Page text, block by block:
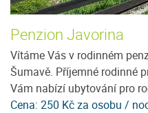
Penzion Javorina
Vítáme Vás v rodinném
Šumavě. Příjemné rodinné
Vám nabízí ubytování pro
Cena: 250 Kč za osobu /